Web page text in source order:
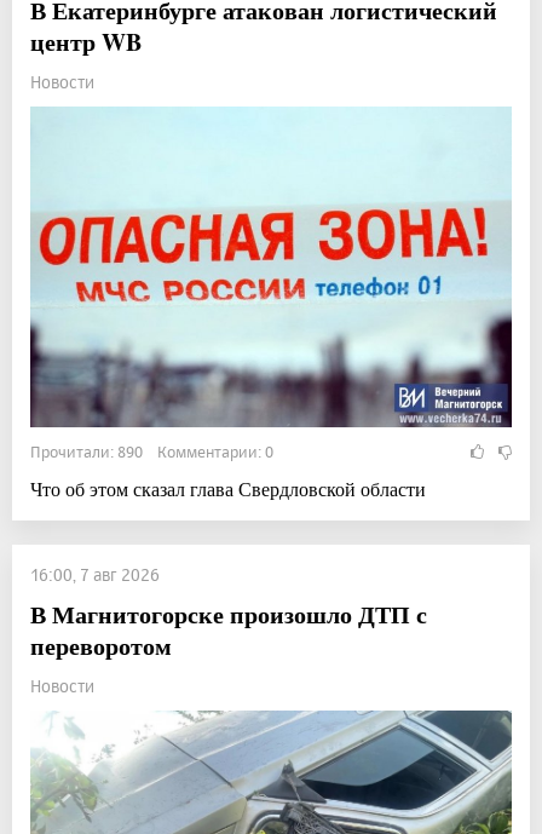
В Екатеринбурге атакован логистический
центр WB
Новости
Прочитали: 890 Комментарии: 0
Что об этом сказал глава Свердловской области
16:00, 7 авг 2026
В Магнитогорске произошло ДТП с
переворотом
Новости